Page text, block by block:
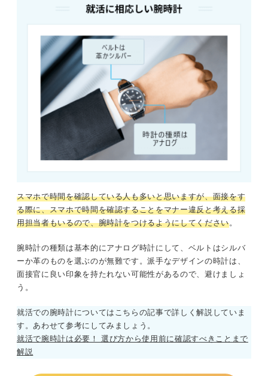
スマホで時間を確認している人も多いと思いますが、面接をす
る際に、スマホで時間を確認することをマナー違反と考える採
用担当者もいるので、腕時計をつけるようにしてください。
腕時計の種類は基本的にアナログ時計にして、ベルトはシルバ
ーか革のものを選ぶのが無難です。派手なデザインの時計は、
面接官に良い印象を持たれない可能性があるので、避けましょ
う。
就活での腕時計についてはこちらの記事で詳しく解説していま
す。あわせて参考にしてみましょう。
就活で腕時計は必要！ 選び方から使用前に確認すべきことまで
解説